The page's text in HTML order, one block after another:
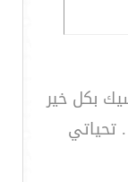
بكل خير